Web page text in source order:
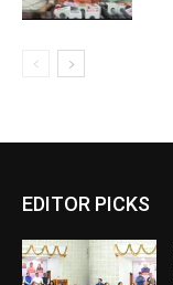
EDITOR PICKS